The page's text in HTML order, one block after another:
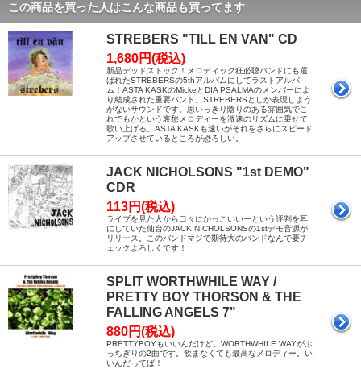
この商品を買った人はこんな商品も買ってます
STREBERS "TILL EN VAN" CD
1,680円(税込)
新品デッドストック！メロディック狂必聴バンドにも選
ばれたSTREBERSの5thアルバムにしてラストアルバ
ム！ASTA KASKのMickeとDIA PSALMAのメンバーによ
り結成された重要バンド。STREBERSとしか表現しよう
がないサウンドです。思いっきり陰りのある雰囲気でこ
れでもかという哀愁メロディーを激速のリズムに乗せて
歌い上げる。ASTA KASKも速いがそれをさらにスピード
アップさせているところが恐ろしい。
JACK NICHOLSONS "1st DEMO"
CDR
113円(税込)
ライブを見た人から口々にかっこいいーという評判を耳
にしていた仙台のJACK NICHOLSONSの1stデモ音源が
リリース。このバンドマジで期待大のバンドなんで要チ
ェックよろしくです！
SPLIT WORTHWHILE WAY /
PRETTY BOY THORSON & THE
FALLING ANGELS 7"
880円(税込)
PRETTYBOYもいいんだけど、WORTHWHILE WAYがぶ
っちぎりの2曲です。飲まなくても最高なメロディー。い
いんだってば！